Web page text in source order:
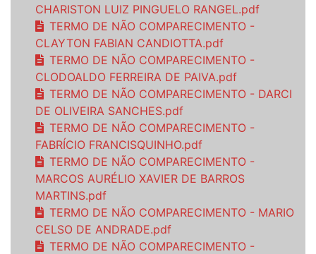
CHARISTON LUIZ PINGUELO RANGEL.pdf
TERMO DE NÃO COMPARECIMENTO -
CLAYTON FABIAN CANDIOTTA.pdf
TERMO DE NÃO COMPARECIMENTO -
CLODOALDO FERREIRA DE PAIVA.pdf
TERMO DE NÃO COMPARECIMENTO - DARCI
DE OLIVEIRA SANCHES.pdf
TERMO DE NÃO COMPARECIMENTO -
FABRÍCIO FRANCISQUINHO.pdf
TERMO DE NÃO COMPARECIMENTO -
MARCOS AURÉLIO XAVIER DE BARROS
MARTINS.pdf
TERMO DE NÃO COMPARECIMENTO - MARIO
CELSO DE ANDRADE.pdf
TERMO DE NÃO COMPARECIMENTO -